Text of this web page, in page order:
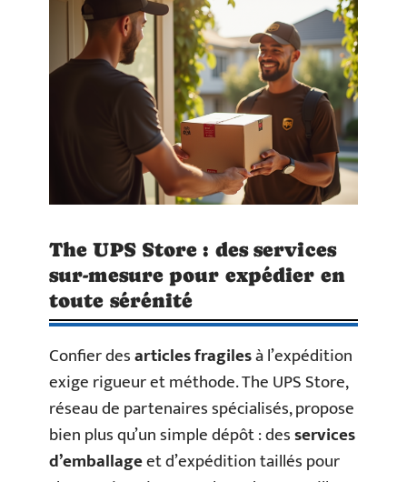
The UPS Store : des services
sur-mesure pour expédier en
toute sérénité
Confier desarticles fragilesà l’expédition
exige rigueur et méthode. The UPS Store,
réseau de partenaires spécialisés, propose
bien plus qu’un simple dépôt : desservices
d’emballageet d’expédition taillés pour